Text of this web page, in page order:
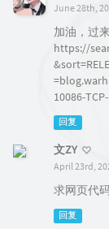
June 28th,
加油，过
https://
10086-
回复
文ZY
April 23rd,
求网页代
回复